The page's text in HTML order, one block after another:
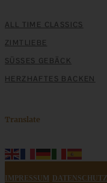
Johannisbeer-
ALL TIME CLASSICS
ZIMTLIEBE
SÜSSES GEBÄCK
HERZHAFTES BACKEN
Translate
IMPRESSUM DATENSCHUTZ